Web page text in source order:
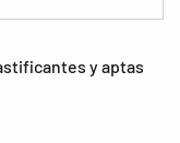
y aptas